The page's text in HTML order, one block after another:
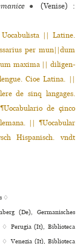
●
(Venise) :
|| Latine.
per mun||dum
maxima || diligen­
Cioe Latina. ||
de sinq langages.
de çinco
|| ¶Uocabular
Hispanisch. vndt
♢
(De), Germanisches
♢ Perugia (It), Biblioteca
♢ Venezia (It), Biblioteca